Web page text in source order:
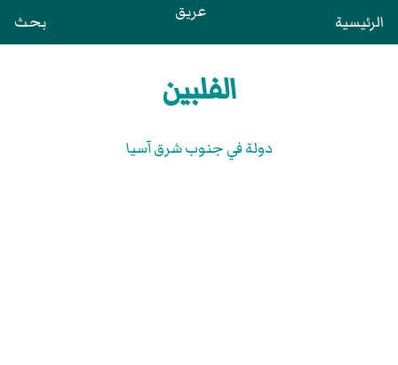
الرئيسية عريق بحث
الفلبين
دولة في جنوب شرق آسيا